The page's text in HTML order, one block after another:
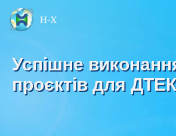
Успішне
проєктів для ДТЕК